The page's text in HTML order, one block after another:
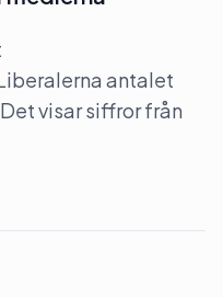
antalet
visar siffror från